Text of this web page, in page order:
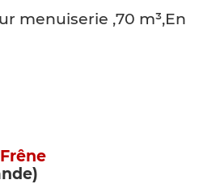
menuiserie ,70 m³,En